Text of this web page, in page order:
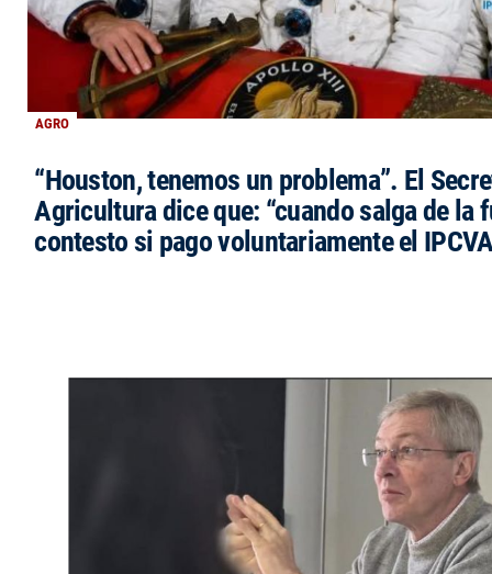
AGRO
“Houston, tenemos un problema”. El
Agricultura dice que: “cuando salga de la
contesto si pago voluntariamente el